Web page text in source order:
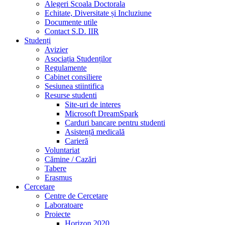
Alegeri Scoala Doctorala
Echitate, Diversitate și Incluziune
Documente utile
Contact S.D. IIR
Studenți
Avizier
Asociația Studenților
Regulamente
Cabinet consiliere
Sesiunea stiintifica
Resurse studenti
Site-uri de interes
Microsoft DreamSpark
Carduri bancare pentru studenti
Asistență medicală
Carieră
Voluntariat
Cămine / Cazări
Tabere
Erasmus
Cercetare
Centre de Cercetare
Laboratoare
Proiecte
Horizon 2020